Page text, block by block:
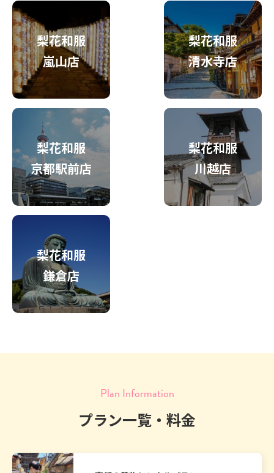
梨花和服
嵐山店
梨花和服
清水寺店
梨花和服
京都駅前店
梨花和服
川越店
梨花和服
鎌倉店
Plan Information
プラン一覧・料金